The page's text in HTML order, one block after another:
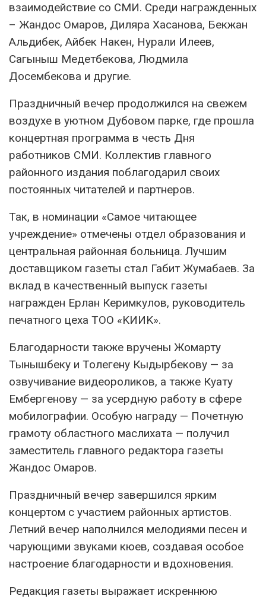
взаимодействие со СМИ. Среди награжденных
– Жандос Омаров, Диляра Хасанова, Бекжан
Альдибек, Айбек Накен, Нурали Илеев,
Сагыныш Медетбекова, Людмила
Досембекова и другие.
Праздничный вечер продолжился на свежем
воздухе в уютном Дубовом парке, где прошла
концертная программа в честь Дня
работников СМИ. Коллектив главного
районного издания поблагодарил своих
постоянных читателей и партнеров.
Так, в номинации «Самое читающее
учреждение» отмечены отдел образования и
центральная районная больница. Лучшим
доставщиком газеты стал Габит Жумабаев. За
вклад в качественный выпуск газеты
награжден Ерлан Керимкулов, руководитель
печатного цеха ТОО «KИИK».
Благодарности также вручены Жомарту
Тынышбеку и Толегену Кыдырбекову — за
озвучивание видеороликов, а также Куату
Ембергенову — за усердную работу в сфере
мобилографии. Особую награду — Почетную
грамоту областного маслихата — получил
заместитель главного редактора газеты
Жандос Омаров.
Праздничный вечер завершился ярким
концертом с участием районных артистов.
Летний вечер наполнился мелодиями песен и
чарующими звуками кюев, создавая особое
настроение благодарности и вдохновения.
Редакция газеты выражает искреннюю